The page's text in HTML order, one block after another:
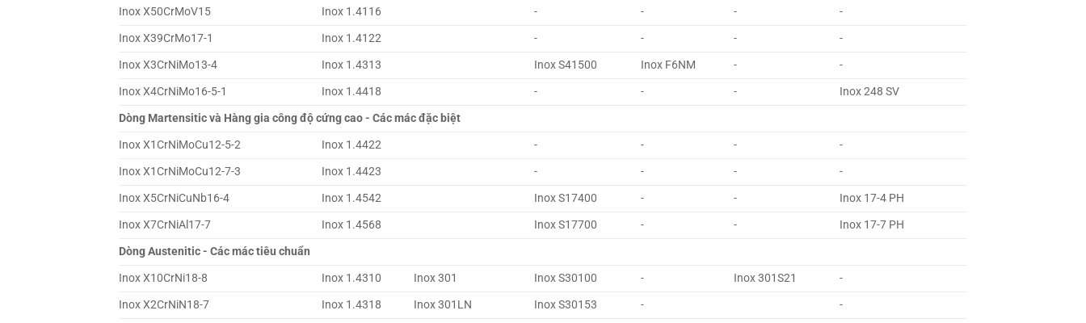
Inox X50CrMoV15
Inox 1.4116 - - -
-
Inox X39CrMo17-1
Inox 1.4122 - - -
-
Inox X3CrNiMo13-4
Inox 1.4313 Inox S41500 Inox F6NM -
-
Inox X4CrNiMo16-5-1
Inox 1.4418 - - -
Inox 248 SV
Dòng Martensitic và Hàng gia công độ cứng cao - Các mác đặc biệt
Inox X1CrNiMoCu12-5-2
Inox 1.4422 - - -
-
Inox X1CrNiMoCu12-7-3
Inox 1.4423 - - -
-
Inox X5CrNiCuNb16-4
Inox 1.4542 Inox S17400 - -
Inox 17-4 PH
Inox X7CrNiAl17-7
Inox 1.4568 Inox S17700 - -
Inox 17-7 PH
Dòng Austenitic - Các mác tiêu chuẩn
Inox X10CrNi18-8
Inox 1.4310 Inox 301 Inox S30100 - Inox 301S21
-
Inox X2CrNiN18-7
Inox 1.4318 Inox 301LN Inox S30153 - -